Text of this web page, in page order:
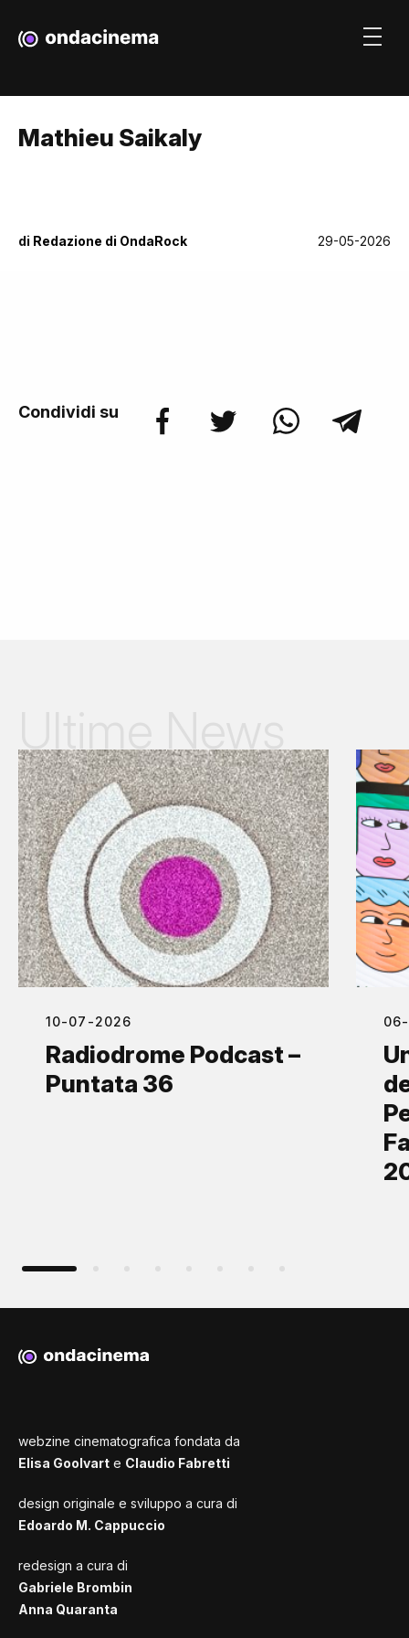
Mathieu Saikaly
di Redazione di OndaRock 29-05-2026
Condividi su
10-07-2026
Radiodrome Podcast –
Puntata 36
webzine cinematografica fondata da
Elisa Goolvart e Claudio Fabretti
design originale e sviluppo a cura di
Edoardo M. Cappuccio
redesign a cura di
Gabriele Brombin
Anna Quaranta